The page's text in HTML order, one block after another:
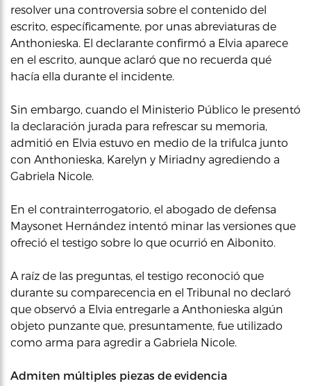
resolver una controversia sobre el contenido del
escrito, específicamente, por unas abreviaturas de
Anthonieska. El declarante confirmó a Elvia aparece
en el escrito, aunque aclaró que no recuerda qué
hacía ella durante el incidente.
Sin embargo, cuando el Ministerio Público le presentó
la declaración jurada para refrescar su memoria,
admitió en Elvia estuvo en medio de la trifulca junto
con Anthonieska, Karelyn y Miriadny agrediendo a
Gabriela Nicole.
En el contrainterrogatorio, el abogado de defensa
Maysonet Hernández intentó minar las versiones que
ofreció el testigo sobre lo que ocurrió en Aibonito.
A raíz de las preguntas, el testigo reconoció que
durante su comparecencia en el Tribunal no declaró
que observó a Elvia entregarle a Anthonieska algún
objeto punzante que, presuntamente, fue utilizado
como arma para agredir a Gabriela Nicole.
Admiten múltiples piezas de evidencia